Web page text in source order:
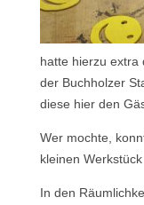
hatte hierzu extra
der Buchholzer
diese hier den
Wer mochte,
kleinen
In den